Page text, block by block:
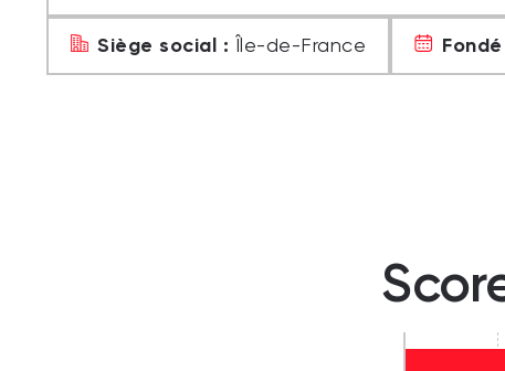
Siège social : Île-de-France